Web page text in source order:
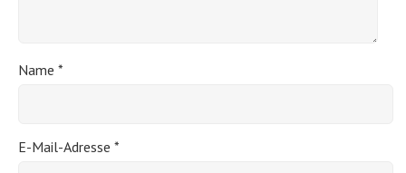
Name *
E-Mail-Adresse *